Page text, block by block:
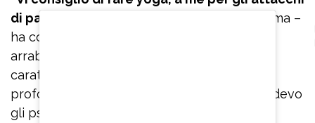
di panico
è servito veramente tanto, mi calma –
ha confidato – Se ho paura o inizio ad
arrabbiarmi per qualcosa perché ho un
caratterino non molto facile, inspiro
profondamente. Quando stavo male e prendevo
gli psicofarmaci, quando mi arrivavano gli